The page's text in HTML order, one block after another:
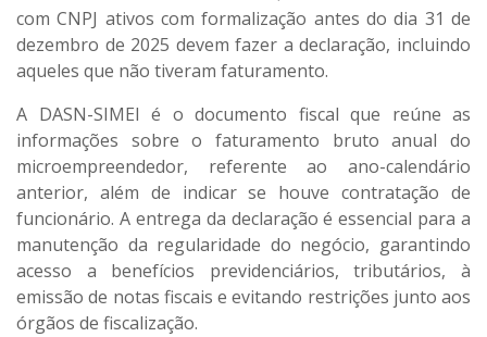
com CNPJ ativos com formalização antes do dia 31 de
dezembro de 2025 devem fazer a declaração, incluindo
aqueles que não tiveram faturamento.
A DASN-SIMEI é o documento fiscal que reúne as
informações sobre o faturamento bruto anual do
microempreendedor, referente ao ano-calendário
anterior, além de indicar se houve contratação de
funcionário. A entrega da declaração é essencial para a
manutenção da regularidade do negócio, garantindo
acesso a benefícios previdenciários, tributários, à
emissão de notas fiscais e evitando restrições junto aos
órgãos de fiscalização.